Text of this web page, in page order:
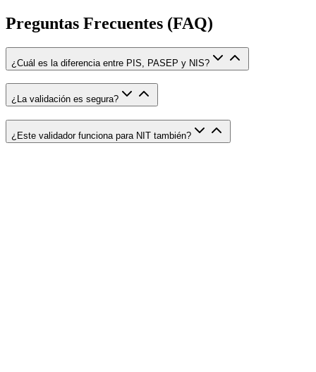
Preguntas Frecuentes (FAQ)
¿Cuál es la diferencia entre PIS, PASEP y NIS?
¿La validación es segura?
¿Este validador funciona para NIT también?